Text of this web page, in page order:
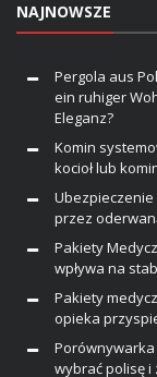
NAJNOWSZE
Pergola aus
ein ruhiger
Eleganz?
Komin
kocioł lub
przez
Pakiety
wpływa na
Pakiety
opieka
wybrać polisę i